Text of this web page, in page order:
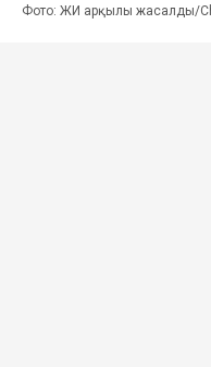
Фото: ЖИ арқылы жасалды/